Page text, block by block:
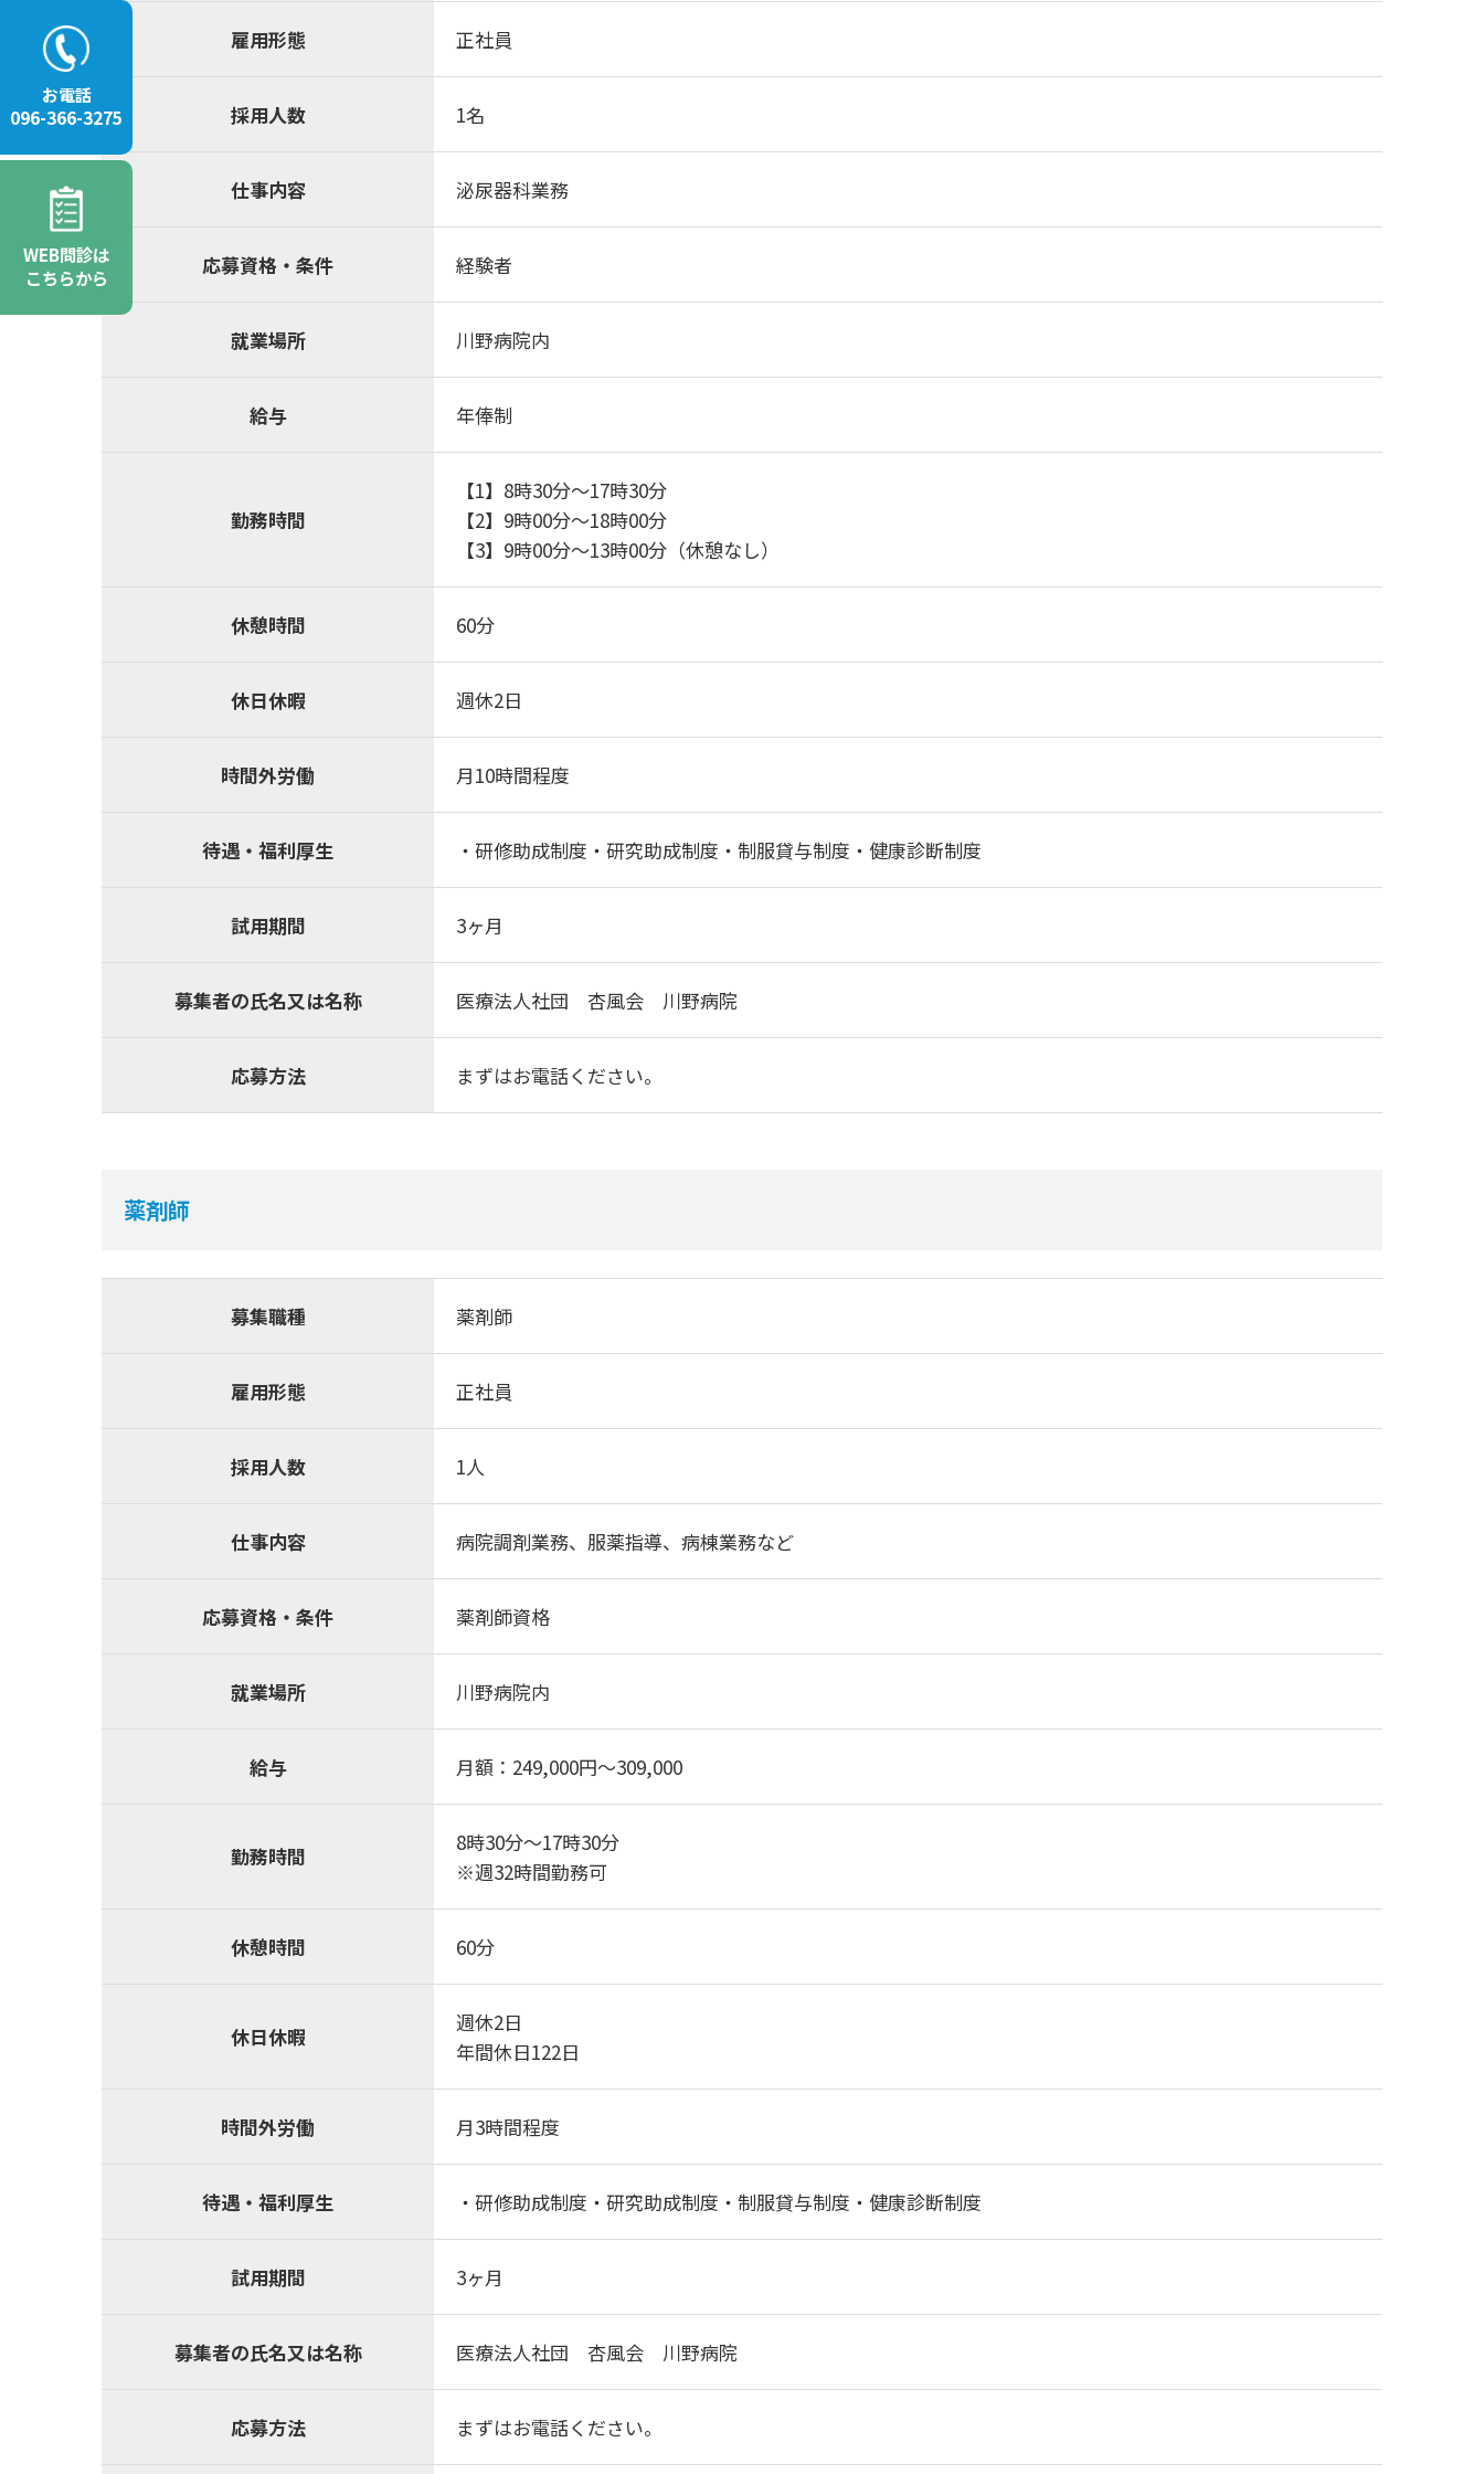
雇用形態 正社員
採用人数 1名
仕事内容 泌尿器科業務
応募資格・条件 経験者
就業場所 川野病院内
給与 年俸制
勤務時間
【1】8時30分～17時30分
【2】9時00分～18時00分
【3】9時00分～13時00分（休憩なし）
休憩時間 60分
休日休暇 週休2日
時間外労働 月10時間程度
待遇・福利厚生 ・研修助成制度・研究助成制度・制服貸与制度・健康診断制度
試用期間 3ヶ月
募集者の氏名又は名称 医療法人社団 杏風会 川野病院
応募方法 まずはお電話ください。
薬剤師
募集職種 薬剤師
雇用形態 正社員
採用人数 1人
仕事内容 病院調剤業務、服薬指導、病棟業務など
応募資格・条件 薬剤師資格
就業場所 川野病院内
給与 月額：249,000円～309,000
勤務時間
8時30分～17時30分
※週32時間勤務可
休憩時間 60分
休日休暇
週休2日
年間休日122日
時間外労働 月3時間程度
待遇・福利厚生 ・研修助成制度・研究助成制度・制服貸与制度・健康診断制度
試用期間 3ヶ月
募集者の氏名又は名称 医療法人社団 杏風会 川野病院
応募方法 まずはお電話ください。
お電話
096-366-3275
WEB問診は
こちらから